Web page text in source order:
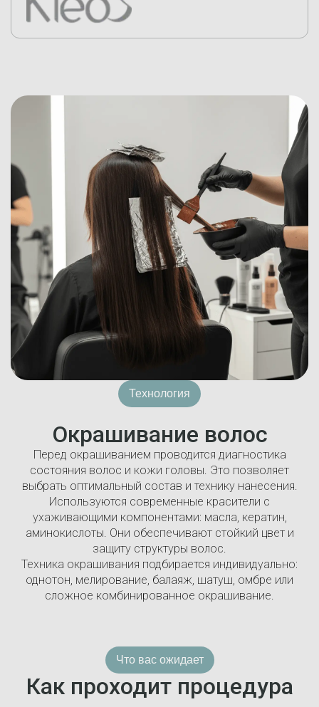
Технология
Окрашивание волос
Перед окрашиванием проводится диагностика
состояния волос и кожи головы. Это позволяет
выбрать оптимальный состав и технику нанесения.
Используются современные красители с
ухаживающими компонентами: масла, кератин,
аминокислоты. Они обеспечивают стойкий цвет и
защиту структуры волос.
Техника окрашивания подбирается индивидуально:
однотон, мелирование, балаяж, шатуш, омбре или
сложное комбинированное окрашивание.
Что вас ожидает
Как проходит процедура